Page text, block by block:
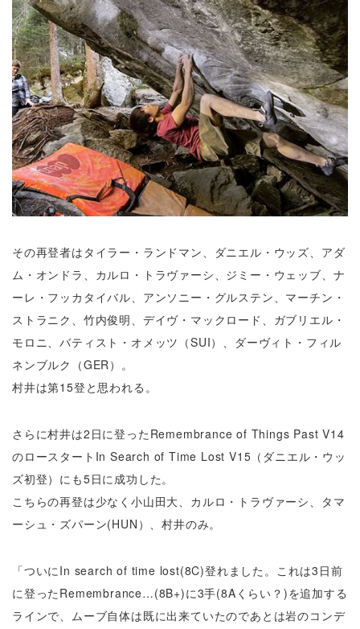
その再登者はタイラー・ランドマン、ダニエル・ウッズ、アダ
ム・オンドラ、カルロ・トラヴァーシ、ジミー・ウェッブ、ナ
ーレ・フッカタイバル、アンソニー・グルステン、マーチン・
ストラニク、竹内俊明、デイヴ・マックロード、ガブリエル・
モロニ、バティスト・オメッツ（SUI）、ダーヴィト・フィル
ネンブルク（GER）。
村井は第15登と思われる。
さらに村井は2日に登ったRemembrance of Things Past V14
のロースタートIn Search of Time Lost V15（ダニエル・ウッ
ズ初登）にも5日に成功した。
こちらの再登は少なく小山田大、カルロ・トラヴァーシ、タマ
ーシュ・ズパーン(HUN）、村井のみ。
「ついにIn search of time lost(8C)登れました。これは3日前
に登ったRemembrance…(8B+)に3手(8Aくらい？)を追加する
ラインで、ムーブ自体は既に出来ていたのであとは岩のコンデ